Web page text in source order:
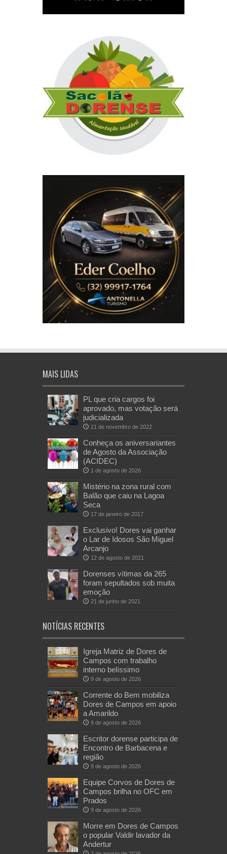
MAIS LIDAS
PL que cria cargos foi
aprovado, mas votação será
judicializada
21 de novembro de 2022
Conheça os aniversariantes
de Agosto da Associação
(ACIDEC)
1 de agosto de 2026
Mistério na zona rural com
Balão que caiu na Lagoa
Seca
17 de janeiro de 2017
Exclusivo! Dores vai ganhar
o Lar de Idosos São Miguel
Arcanjo
12 de agosto de 2021
Dorenses vítimas da 265
foram sepultados sob muita
emoção
21 de junho de 2021
NOTÍCIAS RECENTES
Igreja Matriz de Dores de
Campos com trabalho
interno belíssimo
9 de agosto de 2026
Corrente do Bem mobiliza
Dores de Campos em apoio
a Amarildo
9 de agosto de 2026
Escritor dorense participa de
Encontro de Barbacena e
região
9 de agosto de 2026
Equipe Corvos de Dores de
Campos brilha no OFC em
Prados
9 de agosto de 2026
Morre em Dores de Campos
o popular Valdir lavador da
Andertur